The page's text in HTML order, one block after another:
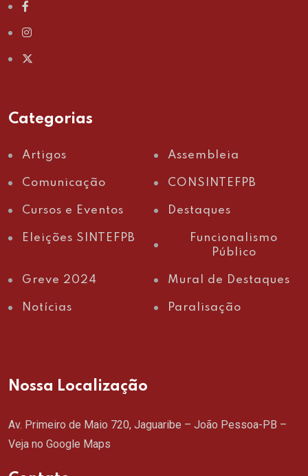
Categorias
Artigos Assembleia
Comunicação CONSINTEFPB
Cursos e Eventos Destaques
Eleições SINTEFPB
Funcionalismo
Público
Greve 2024 Mural de Destaques
Notícias Paralisação
Nossa Localização
Av. Primeiro de Maio 720, Jaguaribe – João Pessoa-PB –
Veja no Google Maps